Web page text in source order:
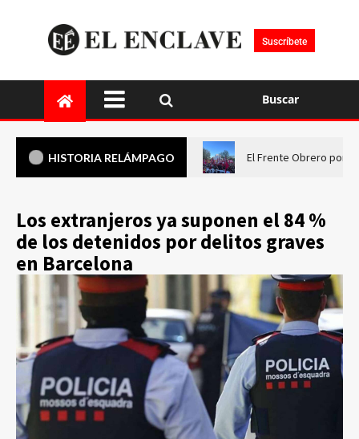
Suscríbete
Buscar
HISTORIA RELÁMPAGO El Frente Obrero pone
Los extranjeros ya suponen el 84 %
de los detenidos por delitos graves
en Barcelona